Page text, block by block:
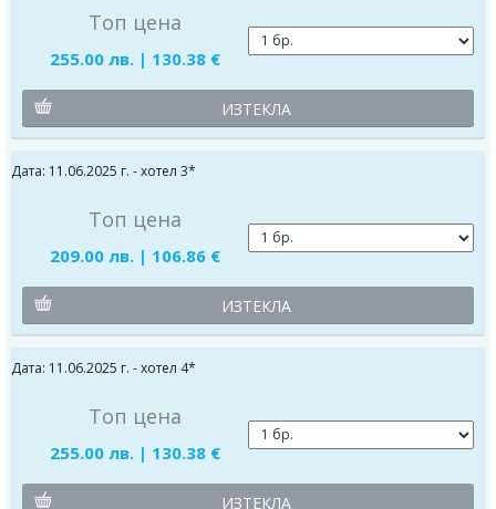
Топ цена
255.00 лв. | 130.38 €
ИЗТЕКЛА
Дата: 11.06.2025 г. - хотел 3*
Топ цена
209.00 лв. | 106.86 €
ИЗТЕКЛА
Дата: 11.06.2025 г. - хотел 4*
Топ цена
255.00 лв. | 130.38 €
ИЗТЕКЛА